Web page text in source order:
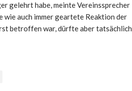
gelehrt habe, meinte Vereinssprecher
wie auch immer geartete Reaktion der
betroffen war, dürfte aber tatsächlich